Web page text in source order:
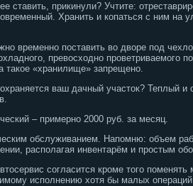
ставить, прикинули? Учтите:
Хранить и копаться с ним на
временно поставить во дворе под
превосходно
такое «хранилище» запрещено.
ваш дачный участок? Теплый
– примерно 2000 руб. за месяц.
обслуживанием. Напомню: объем
располагая инвентарём и простым
согласится кроме того
исполнению хотя бы малых